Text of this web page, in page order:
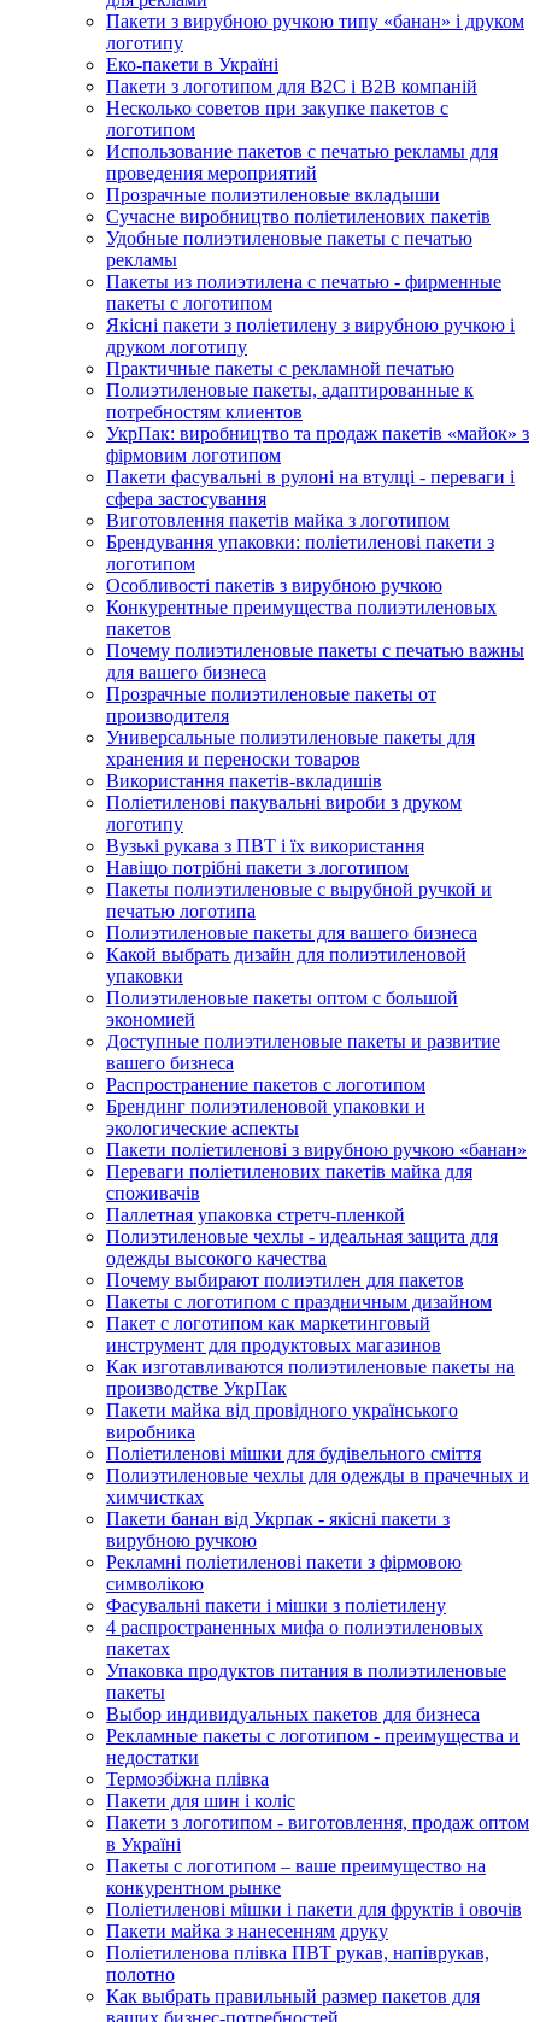
Пакети з вирубною ручкою типу «банан» і друком
логотипу
Еко-пакети в Україні
Пакети з логотипом для B2C і B2B компаній
Несколько советов при закупке пакетов с
логотипом
Использование пакетов с печатью рекламы для
проведения мероприятий
Прозрачные полиэтиленовые вкладыши
Сучасне виробництво поліетиленових пакетів
Удобные полиэтиленовые пакеты с печатью
рекламы
Пакеты из полиэтилена с печатью - фирменные
пакеты с логотипом
Якісні пакети з поліетилену з вирубною ручкою і
друком логотипу
Практичные пакеты с рекламной печатью
Полиэтиленовые пакеты, адаптированные к
потребностям клиентов
УкрПак: виробництво та продаж пакетів «майок» з
фірмовим логотипом
Пакети фасувальні в рулоні на втулці - переваги і
сфера застосування
Виготовлення пакетів майка з логотипом
Брендування упаковки: поліетиленові пакети з
логотипом
Особливості пакетів з вирубною ручкою
Конкурентные преимущества полиэтиленовых
пакетов
Почему полиэтиленовые пакеты с печатью важны
для вашего бизнеса
Прозрачные полиэтиленовые пакеты от
производителя
Универсальные полиэтиленовые пакеты для
хранения и переноски товаров
Використання пакетів-вкладишів
Поліетиленові пакувальні вироби з друком
логотипу
Вузькі рукава з ПВТ і їх використання
Навіщо потрібні пакети з логотипом
Пакеты полиэтиленовые с вырубной ручкой и
печатью логотипа
Полиэтиленовые пакеты для вашего бизнеса
Какой выбрать дизайн для полиэтиленовой
упаковки
Полиэтиленовые пакеты оптом с большой
экономией
Доступные полиэтиленовые пакеты и развитие
вашего бизнеса
Распространение пакетов с логотипом
Брендинг полиэтиленовой упаковки и
экологические аспекты
Пакети поліетиленові з вирубною ручкою «банан»
Переваги поліетиленових пакетів майка для
споживачів
Паллетная упаковка стретч-пленкой
Полиэтиленовые чехлы - идеальная защита для
одежды высокого качества
Почему выбирают полиэтилен для пакетов
Пакеты с логотипом с праздничным дизайном
Пакет с логотипом как маркетинговый
инструмент для продуктовых магазинов
Как изготавливаются полиэтиленовые пакеты на
производстве УкрПак
Пакети майка від провідного українського
виробника
Поліетиленові мішки для будівельного сміття
Полиэтиленовые чехлы для одежды в прачечных и
химчистках
Пакети банан від Укрпак - якісні пакети з
вирубною ручкою
Рекламні поліетиленові пакети з фірмовою
символікою
Фасувальні пакети і мішки з поліетилену
4 распространенных мифа о полиэтиленовых
пакетах
Упаковка продуктов питания в полиэтиленовые
пакеты
Выбор индивидуальных пакетов для бизнеса
Рекламные пакеты с логотипом - преимущества и
недостатки
Термозбіжна плівка
Пакети для шин і коліс
Пакети з логотипом - виготовлення, продаж оптом
в Україні
Пакеты с логотипом – ваше преимущество на
конкурентном рынке
Поліетиленові мішки і пакети для фруктів і овочів
Пакети майка з нанесенням друку
Поліетиленова плівка ПВТ рукав, напіврукав,
полотно
Как выбрать правильный размер пакетов для
ваших бизнес-потребностей